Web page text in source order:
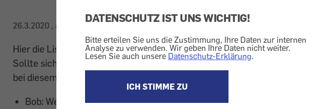
DATENSCHUTZ IST UNS WICHTIG!
Bitte erteilen Sie uns die Zustimmung, Ihre Daten zur internen
Analyse zu verwenden. Wir geben Ihre Daten nicht weiter.
Lesen Sie auch unsere Datenschutz-Erklärung.
ICH STIMME ZU
26.3.2020 , aktualisiert am
Hier die Liste der Leserbriefe, die wir in KONSUMENT 4/2020
Sollte sich ein Leserbrief auf einen konkreten Artikel beziehen, dann
bei diesem Artikel.
Bob: Wertkarte 4/2020